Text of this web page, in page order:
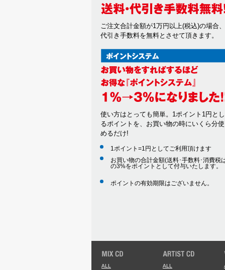
ご注文合計金額が1万円以上(税込)の場合
代引き手数料を無料とさせて頂きます。
使い方はとっても簡単。1ポイント1円と
るポイントを、お買い物の時にいくら分
めるだけ!
1ポイント=1円としてご利用頂けます
お買い物の合計金額(送料･手数料･消費税
の3%をポイントとして付与いたします。
ポイントの有効期限はございません。
ALL ALL